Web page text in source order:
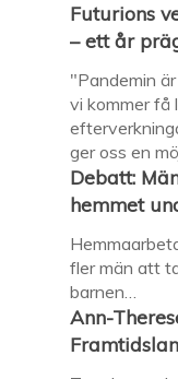
Futurions
– ett år
"Pandemin
vi kommer få
ger oss en
Debatt:
hemmet
fler män att
barnen…
Ann-